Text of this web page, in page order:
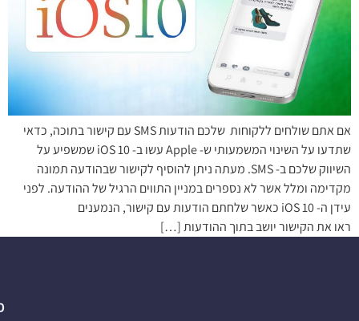
אם אתם שולחים ללקוחות שלכם הודעות SMS עם קישור בתוכה, כדאי
שתדעו על השינוי המשמעותי ש- Apple עשו ב- iOS 10 שמשפיע על
השיווק שלכם ב- SMS. מעתה ניתן להוסיף לקישור שבהודעה תמונה
מקדימה ומלל אשר לא נספרים במניין התווים הרגיל של ההודעה. לפני
עידן ה- iOS 10 כאשר שלחתם הודעות עם קישור, הנמענים
ראו את הקישור יושב בתוך ההודעות […]